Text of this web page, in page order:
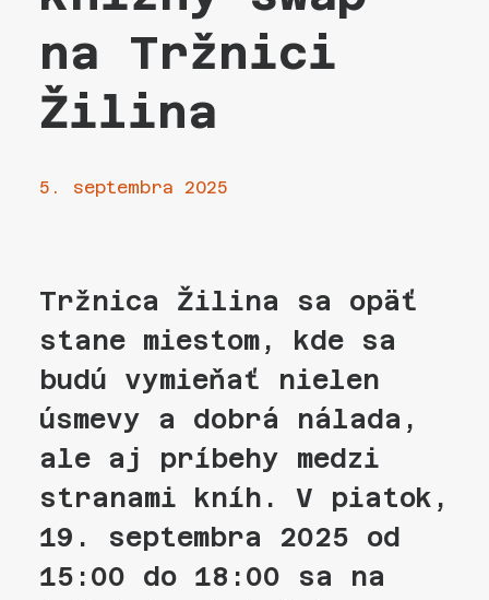
na Tržnici
Žilina
5. septembra 2025
Tržnica Žilina sa opäť
stane miestom, kde sa
budú vymieňať nielen
úsmevy a dobrá nálada,
ale aj príbehy medzi
stranami kníh. V piatok,
19. septembra 2025 od
15:00 do 18:00 sa na